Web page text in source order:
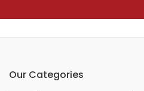
Our Categories